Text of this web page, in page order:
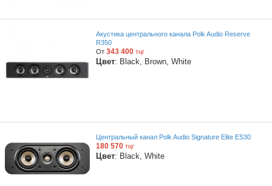
Акустика центрального канала Polk Audio Reserve
R350
От 343 400 тңг
Цвет: Black, Brown, White
Центральный канал Polk Audio Signature Elite ES30
180 570 тңг
Цвет: Black, White